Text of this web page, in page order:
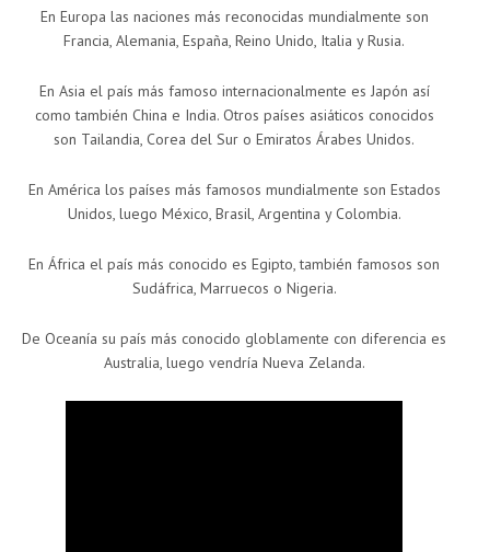
En Europa las naciones más reconocidas mundialmente son
Francia, Alemania, España, Reino Unido, Italia y Rusia.
En Asia el país más famoso internacionalmente es Japón así
como también China e India. Otros países asiáticos conocidos
son Tailandia, Corea del Sur o Emiratos Árabes Unidos.
En América los países más famosos mundialmente son Estados
Unidos, luego México, Brasil, Argentina y Colombia.
En África el país más conocido es Egipto, también famosos son
Sudáfrica, Marruecos o Nigeria.
De Oceanía su país más conocido globlamente con diferencia es
Australia, luego vendría Nueva Zelanda.